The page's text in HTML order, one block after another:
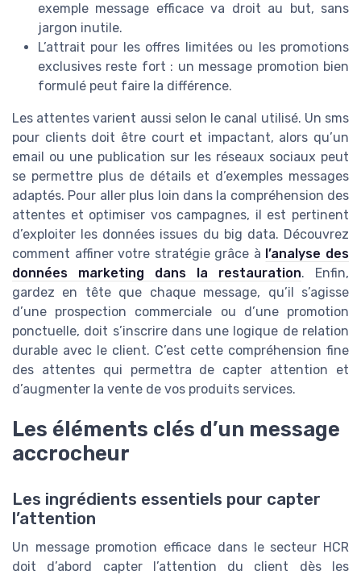
exemple message efficace va droit au but, sans
jargon inutile.
L’attrait pour les offres limitées ou les promotions
exclusives reste fort : un message promotion bien
formulé peut faire la différence.
Les attentes varient aussi selon le canal utilisé. Un sms
pour clients doit être court et impactant, alors qu’un
email ou une publication sur les réseaux sociaux peut
se permettre plus de détails et d’exemples messages
adaptés. Pour aller plus loin dans la compréhension des
attentes et optimiser vos campagnes, il est pertinent
d’exploiter les données issues du big data. Découvrez
comment affiner votre stratégie grâce à l’analyse des
données marketing dans la restauration. Enfin,
gardez en tête que chaque message, qu’il s’agisse
d’une prospection commerciale ou d’une promotion
ponctuelle, doit s’inscrire dans une logique de relation
durable avec le client. C’est cette compréhension fine
des attentes qui permettra de capter attention et
d’augmenter la vente de vos produits services.
Les éléments clés d’un message
accrocheur
Les ingrédients essentiels pour capter
l’attention
Un message promotion efficace dans le secteur HCR
doit d’abord capter l’attention du client dès les